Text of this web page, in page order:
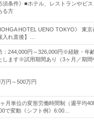
須条件》■ホテル、レストランやビ
る方
HOTEL UENO TOKYO》 東
入れ直後】…
：244,000円～326,000円※経験・年
します※試用期間あり（3ヶ月／期間
円～500万円
月単位の変形労働時間制（週平均
で変動《シフト例》6:00…